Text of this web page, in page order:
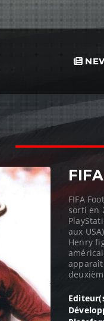
FIFA
sorti en
aux
Henry